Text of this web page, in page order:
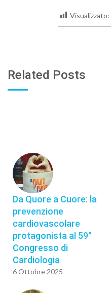
Visualizzato:
Related Posts
Da Quore a Cuore: la
prevenzione
cardiovascolare
protagonista al 59°
Congresso di
Cardiologia
6 Ottobre 2025